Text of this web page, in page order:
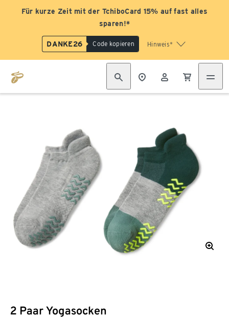
Für kurze Zeit mit der TchiboCard 15% auf fast alles
sparen!*
DANKE26 Code kopieren Hinweis*
2 Paar Yogasocken